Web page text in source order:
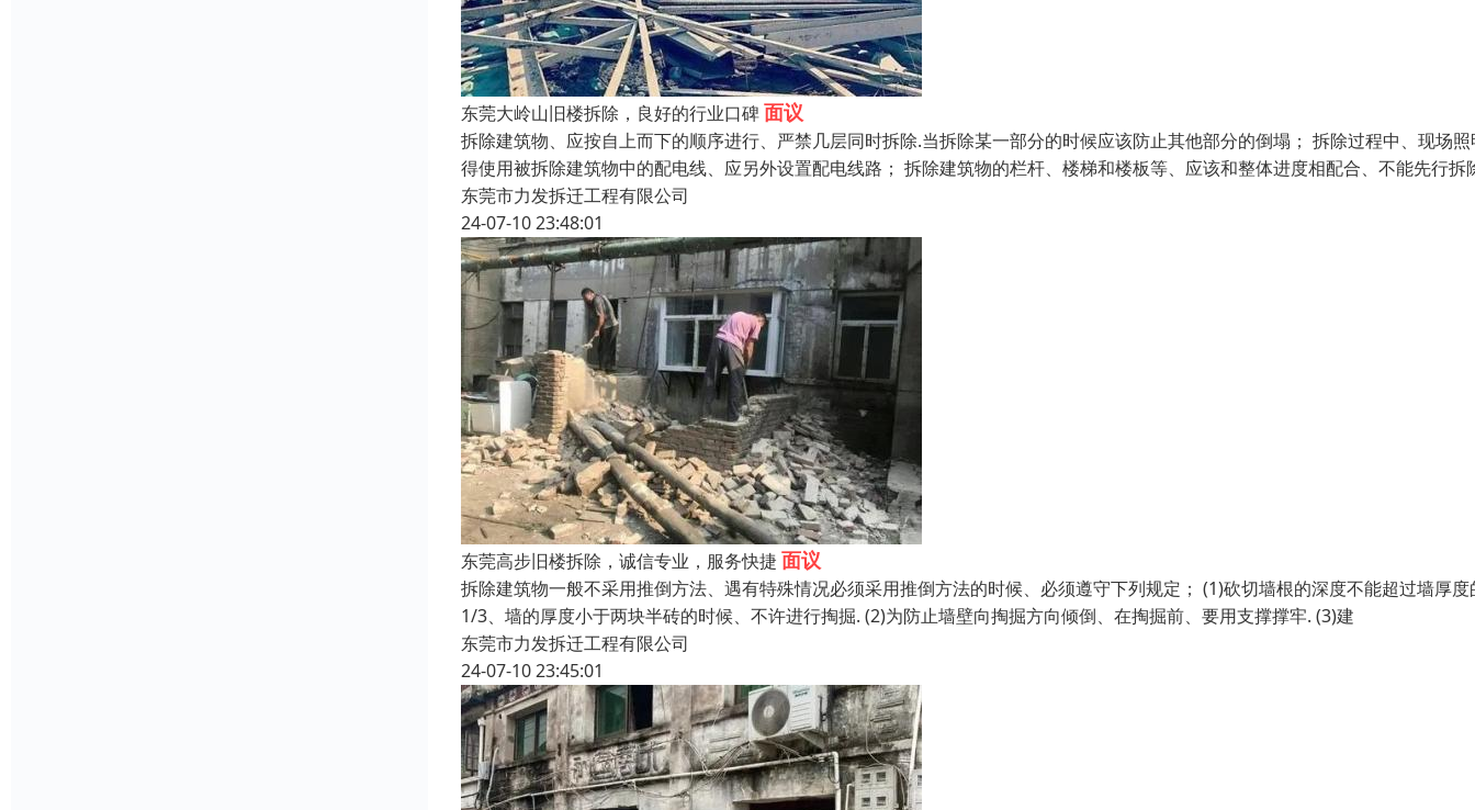
东莞大岭山旧楼拆除，良好的行业口碑面议
拆除建筑物、应按自上而下的顺序进行、严禁几层同时拆除.当拆除某一部分的时候应该防止其他部分的倒塌； 拆除过程中、现场
得使用被拆除建筑物中的配电线、应另外设置配电线路； 拆除建筑物的栏杆、楼梯和楼板等、应该和整体进度相配合、不能先行拆
东莞市力发拆迁工程有限公司
24-07-10 23:48:01
东莞高步旧楼拆除，诚信专业，服务快捷 面议
拆除建筑物一般不采用推倒方法、遇有特殊情况必须采用推倒方法的时候、必须遵守下列规定； (1)砍切墙根的深度不能超过墙厚度
1/3、墙的厚度小于两块半砖的时候、不许进行掏掘. (2)为防止墙壁向掏掘方向倾倒、在掏掘前、要用支撑撑牢. (3)建
东莞市力发拆迁工程有限公司
24-07-10 23:45:01